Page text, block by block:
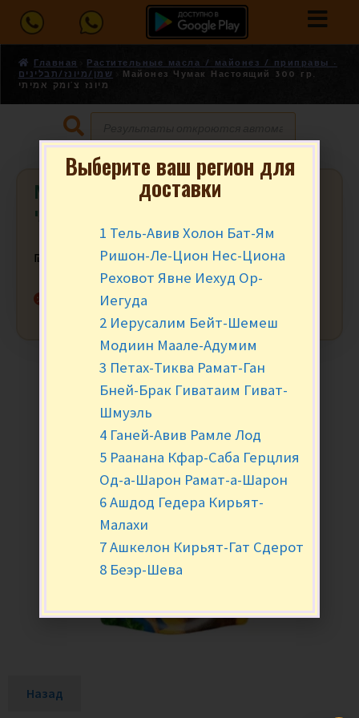
Главная
Растительные масла / майонез / приправы -
שמן/מיונז/תבלינים
Майонез Чумак Настоящий 300 гр.
מיונז צ’ומק אמיתי
Майонез Чумак Настоящий 300 гр.
מיונז צ’ומק אמיתי
₪ 12.90 за шт.
Нет в наличии
Назад
Выберите ваш регион для
доставки
1 Тель-Авив Холон Бат-Ям
Ришон-Ле-Цион Нес-Циона
Реховот Явне Иехуд Ор-
Иегуда
2 Иерусалим Бейт-Шемеш
Модиин Маале-Адумим
3 Петах-Тиква Рамат-Ган
Бней-Брак Гиватаим Гиват-
Шмуэль
4 Ганей-Авив Рамле Лод
5 Раанана Кфар-Саба Герцлия
Од-а-Шарон Рамат-а-Шарон
6 Ашдод Гедера Кирьят-
Малахи
7 Ашкелон Кирьят-Гат Сдерот
8 Беэр-Шева